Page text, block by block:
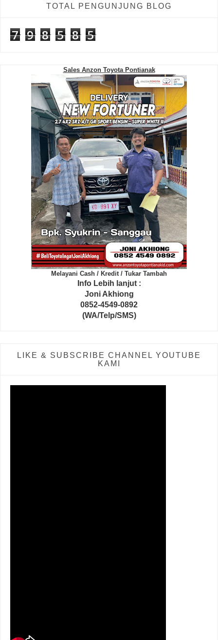
TOTAL PENGUNJUNG BLOG
7 9 8 5 8 5
Sales Anzon Toyota Pontianak
Melayani Cash / Kredit / Tukar Tambah
Info Lebih lanjut :
Joni Akhiong
0852-4549-0892
(WA/Telp/SMS)
LIKE & SUBSCRIBE CHANNEL YOUTUBE
KAMI